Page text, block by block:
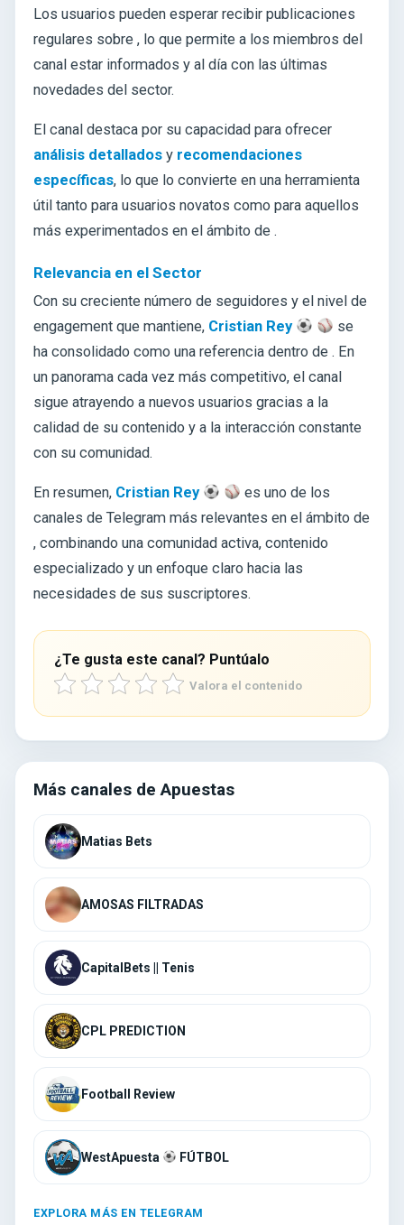
Los usuarios pueden esperar recibir publicaciones
regulares sobre , lo que permite a los miembros del
canal estar informados y al día con las últimas
novedades del sector.
El canal destaca por su capacidad para ofrecer
análisis detallados y recomendaciones
específicas, lo que lo convierte en una herramienta
útil tanto para usuarios novatos como para aquellos
más experimentados en el ámbito de .
Relevancia en el Sector
Con su creciente número de seguidores y el nivel de
engagement que mantiene, Cristian Rey
se
ha consolidado como una referencia dentro de . En
un panorama cada vez más competitivo, el canal
sigue atrayendo a nuevos usuarios gracias a la
calidad de su contenido y a la interacción constante
con su comunidad.
En resumen, Cristian Rey
es uno de los
canales de Telegram más relevantes en el ámbito de
, combinando una comunidad activa, contenido
especializado y un enfoque claro hacia las
necesidades de sus suscriptores.
¿Te gusta este canal? Puntúalo
Valora el contenido
Más canales de Apuestas
AMOSAS FILTRADAS
CapitalBets || Tenis
CPL PREDICTION
Football Review
WestApuesta FÚTBOL
EXPLORA MÁS EN TELEGRAM